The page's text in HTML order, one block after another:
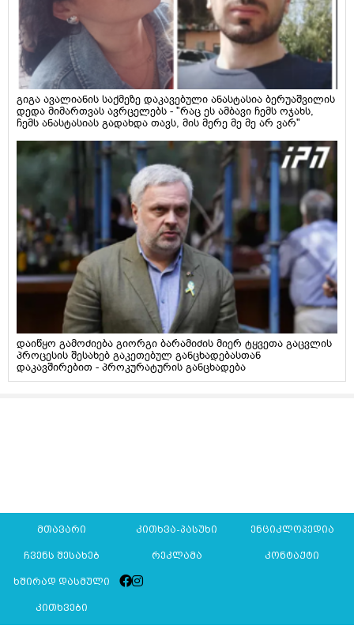
გიგა ავალიანის საქმეზე დაკავებული ანასტასია ბერუაშვილის
დედა მიმართვას ავრცელებს - "რაც ეს ამბავი ჩემს ოჯახს,
ჩემს ანასტასიას გადახდა თავს, მის მერე მე მე არ ვარ"
დაიწყო გამოძიება გიორგი ბარამიძის მიერ ტყვეთა გაცვლის
პროცესის შესახებ გაკეთებულ განცხადებასთან
დაკავშირებით - პროკურატურის განცხადება
მთავარი კითხვა-პასუხი ენციკლოპედია
ჩვენს შესახებ რეკლამა კონტაქტი
ხშირად დასმული
კითხვები